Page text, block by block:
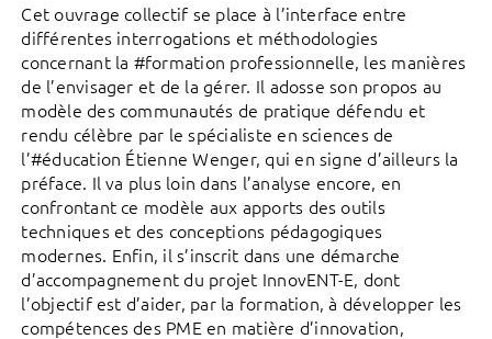
Cet ouvrage collectif se place à l’interface entre
différentes interrogations et méthodologies
concernant la #formation professionnelle, les manières
de l’envisager et de la gérer. Il adosse son propos au
modèle des communautés de pratique défendu et
rendu célèbre par le spécialiste en sciences de
l’#éducation Étienne Wenger, qui en signe d’ailleurs la
préface. Il va plus loin dans l’analyse encore, en
confrontant ce modèle aux apports des outils
techniques et des conceptions pédagogiques
modernes. Enfin, il s’inscrit dans une démarche
d’accompagnement du projet InnovENT-E, dont
l’objectif est d’aider, par la formation, à développer les
compétences des PME en matière d’innovation,